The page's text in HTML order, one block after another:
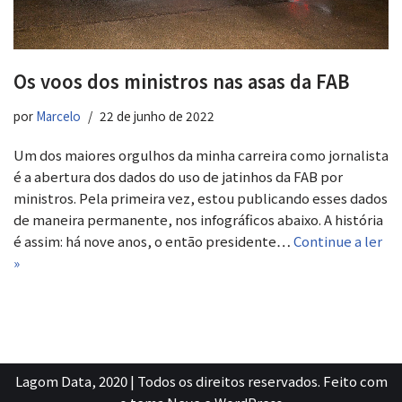
Os voos dos ministros nas asas da FAB
por Marcelo 22 de junho de 2022
Um dos maiores orgulhos da minha carreira como jornalista
é a abertura dos dados do uso de jatinhos da FAB por
ministros. Pela primeira vez, estou publicando esses dados
de maneira permanente, nos infográficos abaixo. A história
é assim: há nove anos, o então presidente…Continue a ler
»
Lagom Data, 2020 | Todos os direitos reservados. Feito com